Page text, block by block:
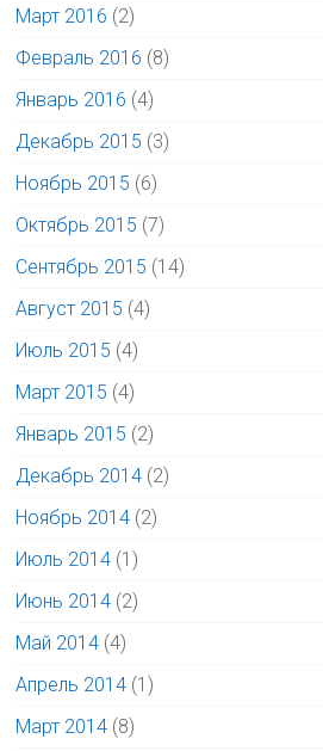
Март 2016 (2)
Февраль 2016 (8)
Январь 2016 (4)
Декабрь 2015 (3)
Ноябрь 2015 (6)
Октябрь 2015 (7)
Сентябрь 2015 (14)
Август 2015 (4)
Июль 2015 (4)
Март 2015 (4)
Январь 2015 (2)
Декабрь 2014 (2)
Ноябрь 2014 (2)
Июль 2014 (1)
Июнь 2014 (2)
Май 2014 (4)
Апрель 2014 (1)
Март 2014 (8)